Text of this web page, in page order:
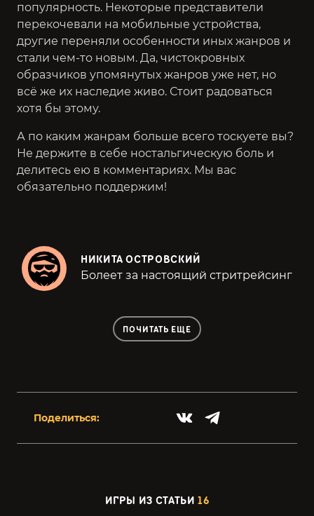
популярность. Некоторые представители
перекочевали на мобильные устройства,
другие переняли особенности иных жанров и
стали чем-то новым. Да, чистокровных
образчиков упомянутых жанров уже нет, но
всё же их наследие живо. Стоит радоваться
хотя бы этому.
А по каким жанрам больше всего тоскуете вы?
Не держите в себе ностальгическую боль и
делитесь ею в комментариях. Мы вас
обязательно поддержим!
НИКИТА ОСТРОВСКИЙ
Болеет за настоящий стритрейсинг
ПОЧИТАТЬ ЕЩЕ
Поделиться:
ИГРЫ ИЗ СТАТЬИ16